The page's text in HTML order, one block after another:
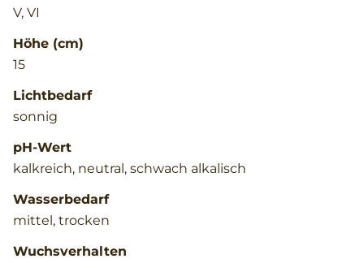
V, VI
Höhe (cm)
15
Lichtbedarf
sonnig
pH-Wert
kalkreich, neutral, schwach alkalisch
Wasserbedarf
mittel, trocken
Wuchsverhalten